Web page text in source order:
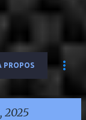
PROPOS
2025